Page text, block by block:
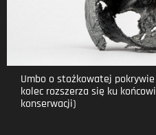
Umbo o stożkowatej
kolec rozszerza się ku
konserwacji)